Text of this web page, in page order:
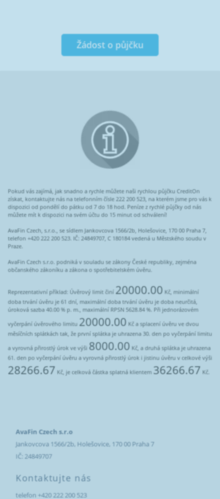
Žádost o půjčku
Pokud vás zajímá, jak snadno a rychle můžete naši rychlou půjčku CreditOn
získat, kontaktujte nás na telefonním čísle 222 200 523, na kterém jsme pro vás k
dispozici od pondělí do pátku od 7 do 18 hod. Peníze z rychlé půjčky od nás
můžete mít k dispozici na svém účtu do 15 minut od schválení!
AvaFin Czech, s.r.o., se sídlem Jankovcova 1566/2b, Holešovice, 170 00 Praha 7,
telefon +420 222 200 523. IČ: 24849707, C 180184 vedená u Městského soudu v
Praze.
AvaFin Czech s.r.o. podniká v souladu se zákony České republiky, zejména
občanského zákoníku a zákona o spotřebitelském úvěru.
Reprezentativní příklad: Úvěrový limit činí 20000.00 Kč, minimální
doba trvání úvěru je 61 dní, maximální doba trvání úvěru je doba neurčitá,
úroková sazba 40.00 % p. m., maximální RPSN 5628.84 %. Při jednorázovém
vyčerpání úvěrového limitu 20000.00 Kč a splacení úvěru ve dvou
měsíčních splátkách tak, že první splátka je uhrazena 30. den po vyčerpání limitu
a vyrovná přirostlý úrok ve výši 8000.00 Kč, a druhá splátka je uhrazena
61. den po vyčerpání úvěru a vyrovná přirostlý úrok i jistinu úvěru v celkové výši
28266.67 Kč, je celková částka splatná klientem 36266.67 Kč.
AvaFin Czech s.r.o
Jankovcova 1566/2b, Holešovice, 170 00 Praha 7
IČ: 24849707
Kontaktujte nás
telefon +420 222 200 523